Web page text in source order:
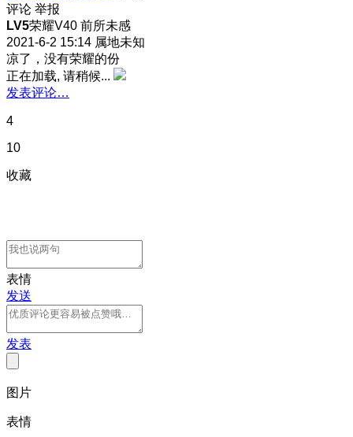
评论 举报
LV5荣耀V40 前所未感
2021-6-2 15:14 属地未知
凉了，没有荣耀的份
正在加载, 请稍候...
发表评论…
4
10
收藏
表情
发送
发表
图片
表情